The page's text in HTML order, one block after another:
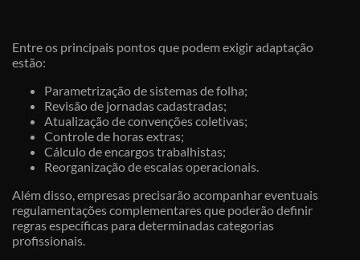
Entre os principais pontos que podem exigir adaptação
estão:
Parametrização de sistemas de folha;
Revisão de jornadas cadastradas;
Atualização de convenções coletivas;
Controle de horas extras;
Cálculo de encargos trabalhistas;
Reorganização de escalas operacionais.
Além disso, empresas precisarão acompanhar eventuais
regulamentações complementares que poderão definir
regras específicas para determinadas categorias
profissionais.